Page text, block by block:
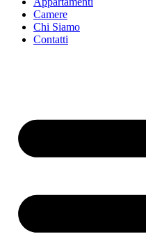
Camere
Chi Siamo
Contatti